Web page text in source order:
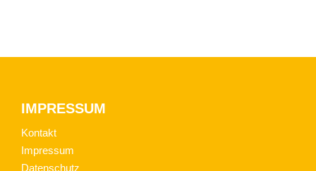
Footer
IMPRESSUM
Kontakt
Impressum
Datenschutz